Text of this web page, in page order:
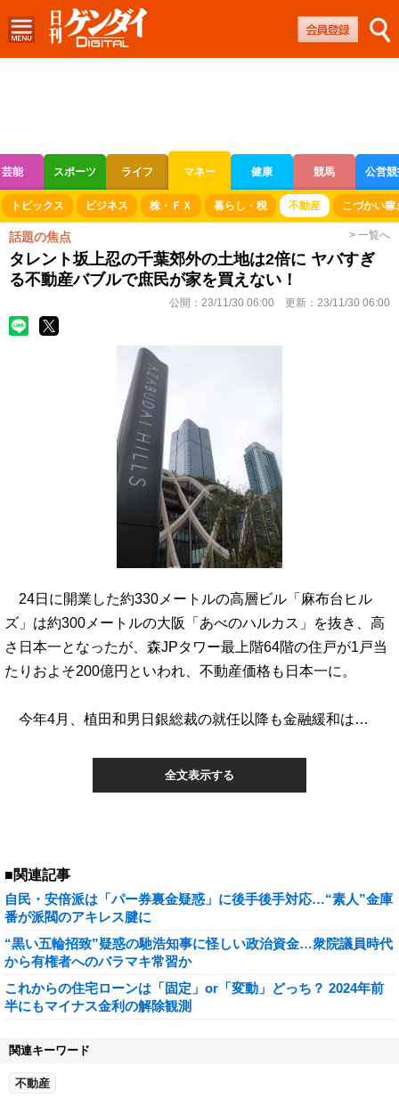
芸能 スポーツ ライフ マネー 健康 競馬 公営
ボートレース 競輪 オートレース
トピックス ビジネス 株・ＦＸ 暮らし・税 不動産 こづかい稼
話題の焦点 > 一覧へ
タレント坂上忍の千葉郊外の土地は2倍に ヤバすぎ
る不動産バブルで庶民が家を買えない！
公開： 23/11/30 06:00 更新： 23/11/30 06:00
24日に開業した約330メートルの高層ビル「麻布台ヒル
ズ」は約300メートルの大阪「あべのハルカス」を抜き、高
さ日本一となったが、森JPタワー最上階64階の住戸が1戸当
たりおよそ200億円といわれ、不動産価格も日本一に。
今年4月、植田和男日銀総裁の就任以降も金融緩和は…
全文表示する
■関連記事
自民・安倍派は「パー券裏金疑惑」に後手後手対応…“素人”金庫
番が派閥のアキレス腱に
“黒い五輪招致”疑惑の馳浩知事に怪しい政治資金…衆院議員時代
から有権者へのバラマキ常習か
これからの住宅ローンは「固定」or「変動」どっち？ 2024年前
半にもマイナス金利の解除観測
関連キーワード
不動産